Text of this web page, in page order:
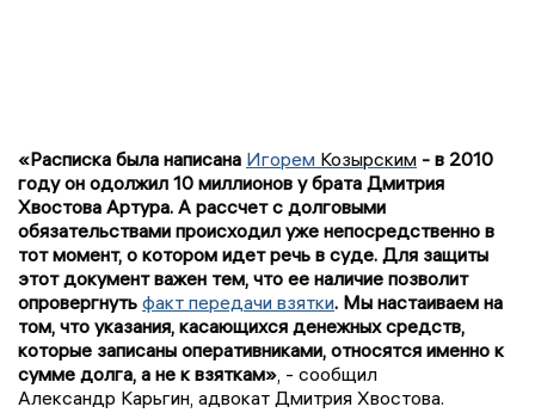
«Расписка была написана Игорем Козырским - в 2010
году он одолжил 10 миллионов у брата Дмитрия
Хвостова Артура. А рассчетс долговыми
обязательствами происходил уже непосредственно в
тот момент, о котором идет речь в суде. Для защиты
этот документ важен тем, что ее наличие позволит
опровергнуть факт передачи взятки. Мы настаиваем на
том, что указания, касающихся денежных средств,
которые записаны оперативниками, относятся именно к
сумме долга, а не к взяткам» , - сообщил
Александр Карьгин , адвокат Дмитрия Хвостова.